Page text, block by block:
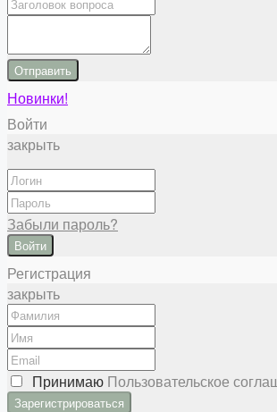
Отправить
Новинки!
Войти
закрыть
Забыли пароль?
Войти
Регистрация
закрыть
Принимаю Пользовательское